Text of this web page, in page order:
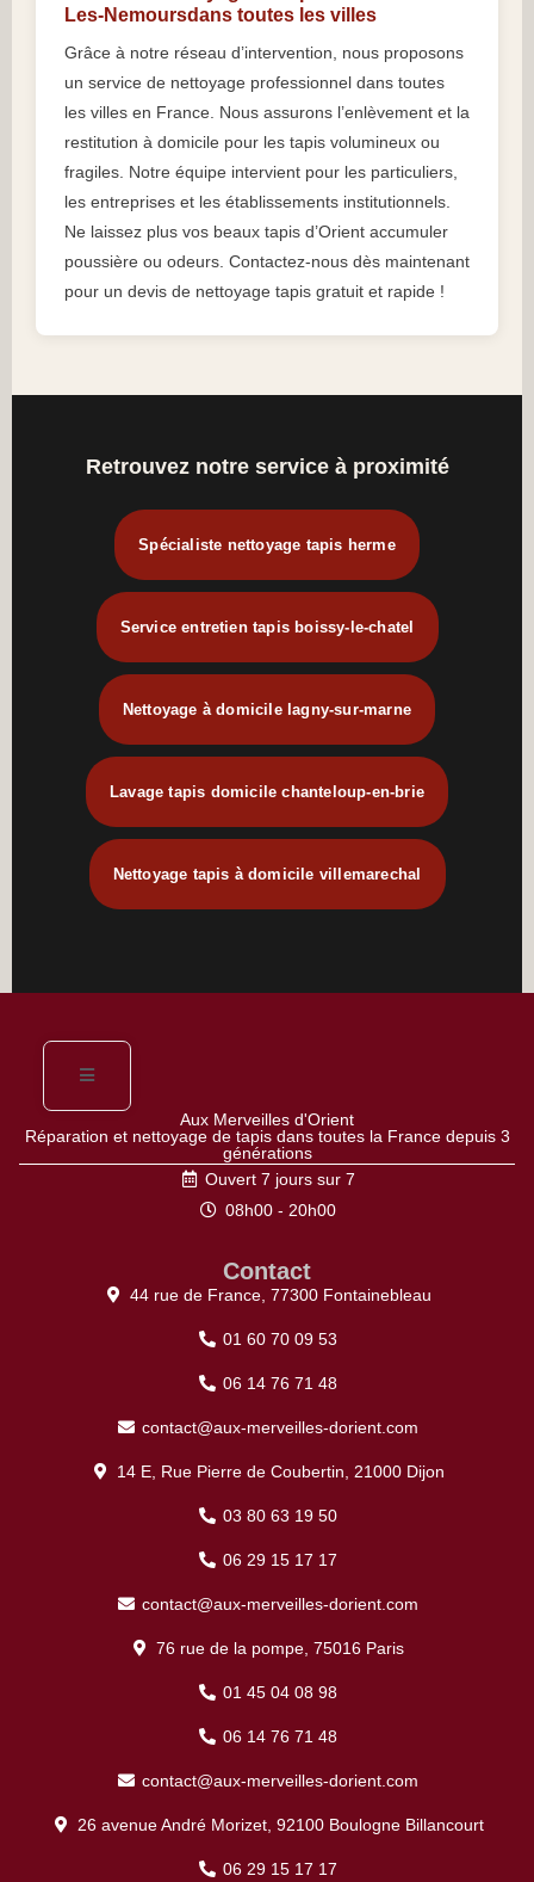
Les-Nemoursdans toutes les villes
Grâce à notre réseau d’intervention, nous proposons
un service de nettoyage professionnel dans toutes
les villes en France. Nous assurons l’enlèvement et la
restitution à domicile pour les tapis volumineux ou
fragiles. Notre équipe intervient pour les particuliers,
les entreprises et les établissements institutionnels.
Ne laissez plus vos beaux tapis d’Orient accumuler
poussière ou odeurs. Contactez-nous dès maintenant
pour un devis de nettoyage tapis gratuit et rapide !
Retrouvez notre service à proximité
Spécialiste nettoyage tapis herme
Service entretien tapis boissy-le-chatel
Nettoyage à domicile lagny-sur-marne
Lavage tapis domicile chanteloup-en-brie
Nettoyage tapis à domicile villemarechal
Aux Merveilles d'Orient
Réparation et nettoyage de tapis dans toutes la France depuis 3
générations
Ouvert 7 jours sur 7
08h00 - 20h00
Contact
44 rue de France, 77300 Fontainebleau
01 60 70 09 53
06 14 76 71 48
contact@aux-merveilles-dorient.com
14 E, Rue Pierre de Coubertin, 21000 Dijon
03 80 63 19 50
06 29 15 17 17
contact@aux-merveilles-dorient.com
76 rue de la pompe, 75016 Paris
01 45 04 08 98
06 14 76 71 48
contact@aux-merveilles-dorient.com
26 avenue André Morizet, 92100 Boulogne Billancourt
06 29 15 17 17